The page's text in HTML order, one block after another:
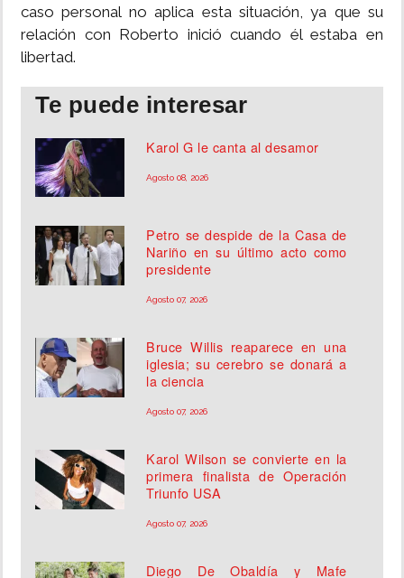
caso personal no aplica esta situación, ya que su
relación con Roberto inició cuando él estaba en
libertad.
Te puede interesar
Karol G le canta al desamor
Agosto 08, 2026
Petro se despide de la Casa de
Nariño en su último acto como
presidente
Agosto 07, 2026
Bruce Willis reaparece en una
iglesia; su cerebro se donará a
la ciencia
Agosto 07, 2026
Karol Wilson se convierte en la
primera finalista de Operación
Triunfo USA
Agosto 07, 2026
Diego De Obaldía y Mafe